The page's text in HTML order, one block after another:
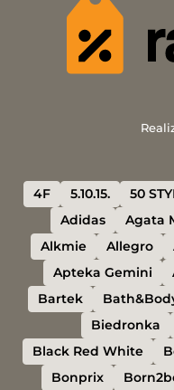
4F 5.10.15. 50
Adidas
Agata
Alkmie
Allegro
Apteka Gemini
Bartek
Biedronka
Black Red White
Bonprix